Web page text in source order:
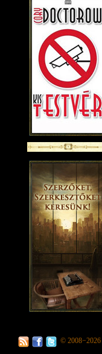
© 2008−2026